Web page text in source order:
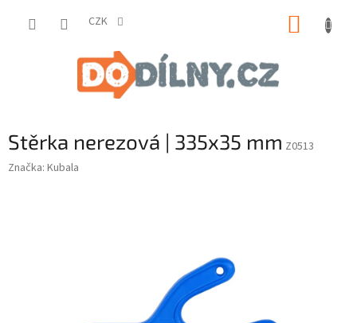
CZK
Stěrka nerezová | 335x35 mm Z0513
Značka: Kubala